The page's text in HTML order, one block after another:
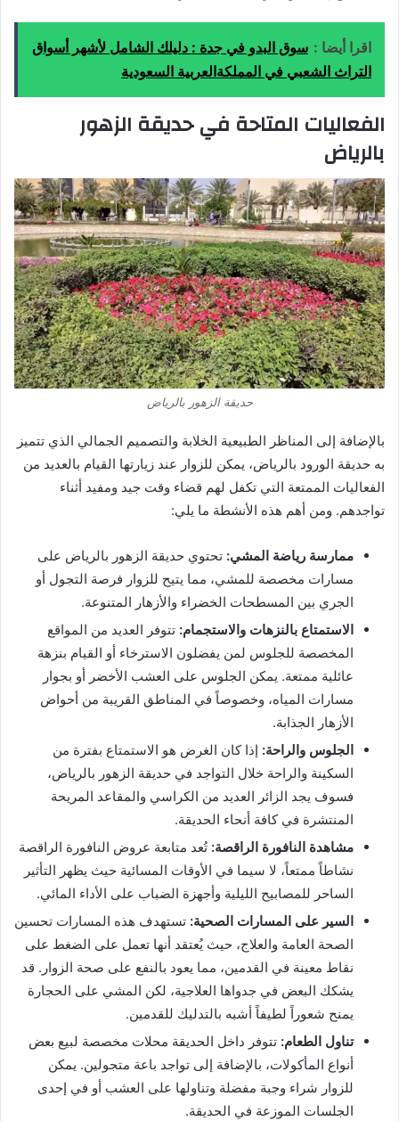
اقرا أيضا : سوق البدو في جدة : دليلك الشامل لأشهر أسواق
التراث الشعبي في المملكةالعربية السعودية
الفعاليات المتاحة في حديقة الزهور
بالرياض
حديقة الزهور بالرياض
بالإضافة إلى المناظر الطبيعية الخلابة والتصميم الجمالي الذي تتميز
به حديقة الورود بالرياض، يمكن للزوار عند زيارتها القيام بالعديد من
الفعاليات الممتعة التي تكفل لهم قضاء وقت جيد ومفيد أثناء
تواجدهم. ومن أهم هذه الأنشطة ما يلي:
ممارسة رياضة المشي: تحتوي حديقة الزهور بالرياض على
مسارات مخصصة للمشي، مما يتيح للزوار فرصة التجول أو
الجري بين المسطحات الخضراء والأزهار المتنوعة.
الاستمتاع بالنزهات والاستجمام: تتوفر العديد من المواقع
المخصصة للجلوس لمن يفضلون الاسترخاء أو القيام بنزهة
عائلية ممتعة. يمكن الجلوس على العشب الأخضر أو بجوار
مسارات المياه، وخصوصاً في المناطق القريبة من أحواض
الأزهار الجذابة.
الجلوس والراحة: إذا كان الغرض هو الاستمتاع بفترة من
السكينة والراحة خلال التواجد في حديقة الزهور بالرياض،
فسوف يجد الزائر العديد من الكراسي والمقاعد المريحة
المنتشرة في كافة أنحاء الحديقة.
مشاهدة النافورة الراقصة: تُعد متابعة عروض النافورة الراقصة
نشاطاً ممتعاً، لا سيما في الأوقات المسائية حيث يظهر التأثير
الساحر للمصابيح الليلية وأجهزة الضباب على الأداء المائي.
السير على المسارات الصحية: تستهدف هذه المسارات تحسين
الصحة العامة والعلاج، حيث يُعتقد أنها تعمل على الضغط على
نقاط معينة في القدمين، مما يعود بالنفع على صحة الزوار. قد
يشكك البعض في جدواها العلاجية، لكن المشي على الحجارة
يمنح شعوراً لطيفاً أشبه بالتدليك للقدمين.
تناول الطعام: تتوفر داخل الحديقة محلات مخصصة لبيع بعض
أنواع المأكولات، بالإضافة إلى تواجد باعة متجولين. يمكن
للزوار شراء وجبة مفضلة وتناولها على العشب أو في إحدى
الجلسات الموزعة في الحديقة.